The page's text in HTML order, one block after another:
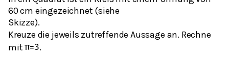
60 cm eingezeichnet (siehe
Skizze).
Kreuze die jeweils zutreffende Aussage an. Rechne
mitπ=3.